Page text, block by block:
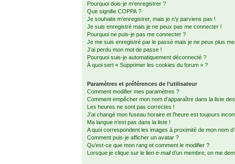
Pourquoi dois-je m’enregistrer ?
Que signifie COPPA ?
Je souhaite m’enregistrer, mais je n’y parviens pas !
Je suis enregistré mais je ne peux pas me connecter !
Pourquoi ne puis-je pas me connecter ?
Je me suis enregistré par le passé mais je ne peux plus
J’ai perdu mon mot de passe !
Pourquoi suis-je automatiquement déconnecté ?
À quoi sert « Supprimer les cookies du forum » ?
Paramètres et préférences de l’utilisateur
Comment modifier mes paramètres ?
Comment empêcher mon nom d’apparaître dans la liste
Les heures ne sont pas correctes !
J’ai changé mon fuseau horaire et l’heure est toujours
Ma langue n’est pas dans la liste !
A quoi correspondent les images à proximité de mon nom
Comment puis-je afficher un avatar ?
Qu’est-ce que mon rang et comment le modifier ?
Lorsque je clique sur le lien e-maild’un membre, on me